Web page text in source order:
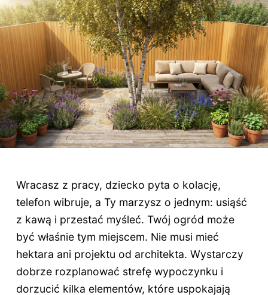
Wracasz z pracy, dziecko pyta o kolację,
telefon wibruje, a Ty marzysz o jednym: usiąść
z kawą i przestać myśleć. Twój ogród może
być właśnie tym miejscem. Nie musi mieć
hektara ani projektu od architekta. Wystarczy
dobrze rozplanować strefę wypoczynku i
dorzucić kilka elementów, które uspokajają